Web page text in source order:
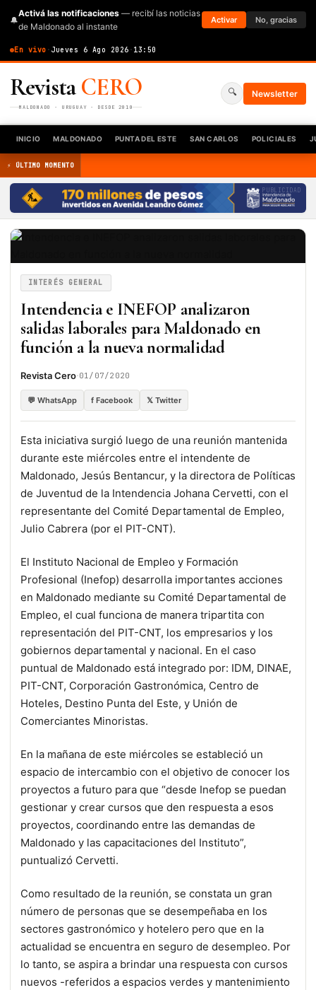
🔔
Activá las notificaciones — recibí las noticias
de Maldonado al instante
Activar No, gracias
En vivo · Jueves 6 Ago 2026 · 13:50
RevistaCERO
MALDONADO · URUGUAY · DESDE 2010
🔍 Newsletter
INICIO MALDONADO PUNTA DEL ESTE SAN CARLOS POLICIALES
⚡ ÚLTIMO MOMENTO
PUBLICIDAD
INTERÉS GENERAL
Intendencia e INEFOP analizaron
salidas laborales para Maldonado en
función a la nueva normalidad
Revista Cero·01/07/2020
💬 WhatsApp f Facebook 𝕏 Twitter
Esta iniciativa surgió luego de una reunión mantenida
durante este miércoles entre el intendente de
Maldonado, Jesús Bentancur, y la directora de Políticas
de Juventud de la Intendencia Johana Cervetti, con el
representante del Comité Departamental de Empleo,
Julio Cabrera (por el PIT-CNT).
El Instituto Nacional de Empleo y Formación
Profesional (Inefop) desarrolla importantes acciones
en Maldonado mediante su Comité Departamental de
Empleo, el cual funciona de manera tripartita con
representación del PIT-CNT, los empresarios y los
gobiernos departamental y nacional. En el caso
puntual de Maldonado está integrado por: IDM, DINAE,
PIT-CNT, Corporación Gastronómica, Centro de
Hoteles, Destino Punta del Este, y Unión de
Comerciantes Minoristas.
En la mañana de este miércoles se estableció un
espacio de intercambio con el objetivo de conocer los
proyectos a futuro para que “desde Inefop se puedan
gestionar y crear cursos que den respuesta a esos
proyectos, coordinando entre las demandas de
Maldonado y las capacitaciones del Instituto”,
puntualizó Cervetti.
Como resultado de la reunión, se constata un gran
número de personas que se desempeñaba en los
sectores gastronómico y hotelero pero que en la
actualidad se encuentra en seguro de desempleo. Por
lo tanto, se aspira a brindar una respuesta con cursos
nuevos -referidos a espacios verdes y mantenimiento